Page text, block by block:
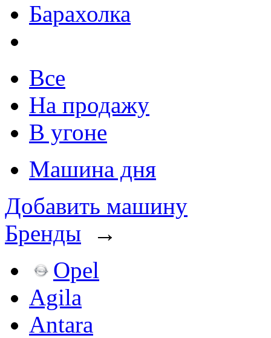
Барахолка
Все
На продажу
В угоне
Машина дня
Добавить машину
Бренды →
Opel
Agila
Antara